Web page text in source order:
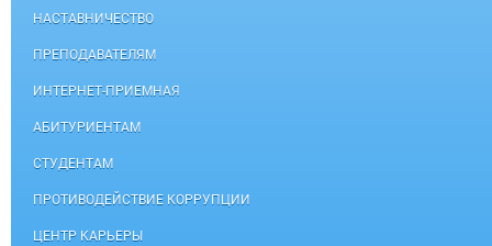
НАСТАВНИЧЕСТВО
ПРЕПОДАВАТЕЛЯМ
ИНТЕРНЕТ-ПРИЕМНАЯ
АБИТУРИЕНТАМ
СТУДЕНТАМ
ПРОТИВОДЕЙСТВИЕ КОРРУПЦИИ
ЦЕНТР КАРЬЕРЫ